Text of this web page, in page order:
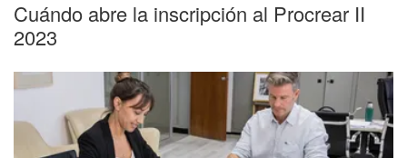
Cuándo abre la inscripción al Procrear II
2023